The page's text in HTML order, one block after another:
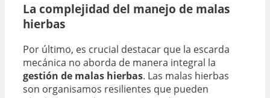
La complejidad del manejo de malas
hierbas
Por último, es crucial destacar que la escarda
mecánica no aborda de manera integral la
gestión de malas hierbas. Las malas hierbas
son organisamos resilientes que pueden